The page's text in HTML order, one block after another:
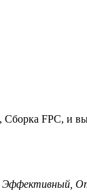
FPC, и
Эффективный,